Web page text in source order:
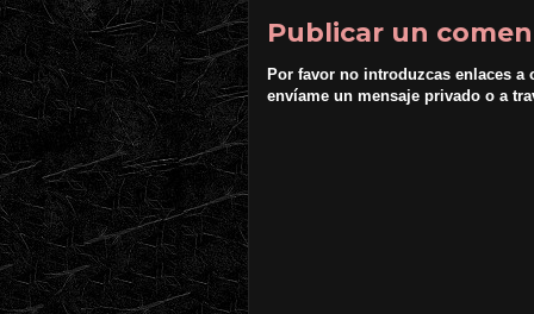
Publicar un
Por favor no introduzcas enlaces
envíame un mensaje privado o a